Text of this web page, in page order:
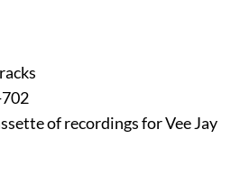
of recordings for Vee Jay